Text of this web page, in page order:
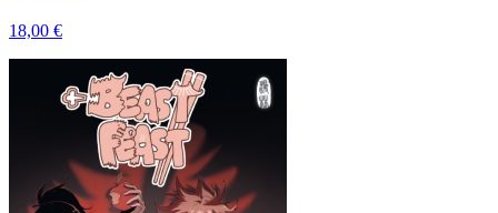
18,00 €